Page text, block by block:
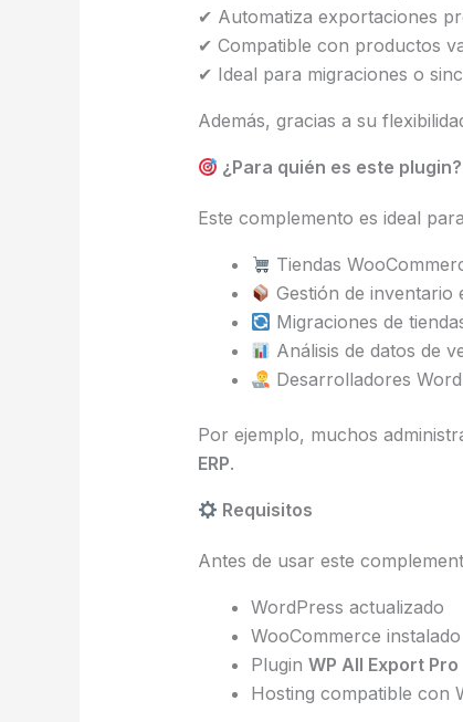
✔ Automatiza exportaciones
✔ Compatible con productos
✔ Ideal para migraciones o
Además, gracias a su
¿Para quién es este plugin?
Este complemento es ideal
Tiendas
Gestión de inventario
Migraciones de
Análisis de datos de
Desarrolladores
Por ejemplo, muchos
ERP.
Requisitos
Antes de usar este
WordPress actualizado
WooCommerce instalado
Plugin WP All Export Pro
Hosting compatible con